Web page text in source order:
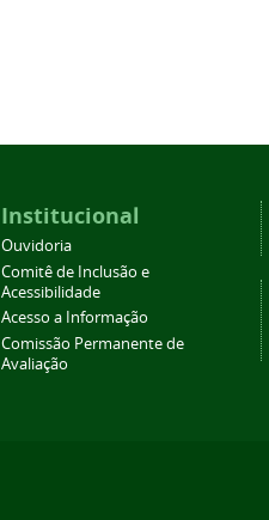
Institucional
Ouvidoria
Comitê de Inclusão e
Acessibilidade
Acesso a Informação
Comissão Permanente de
Avaliação